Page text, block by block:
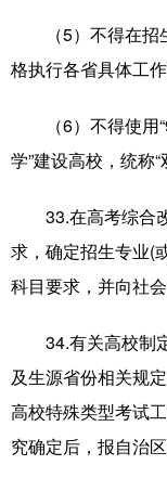
（5）不得在招
格执行各省具体工作
（6）不得使用
学”建设高校，统称“
33.在高考综合改
求，确定招生专业(
科目要求，并向社会
34.有关高校制定
及生源省份相关规
高校特殊类型考试
究确定后，报自治区